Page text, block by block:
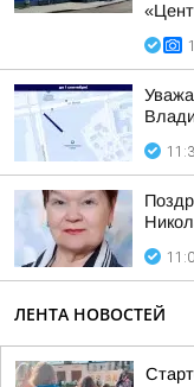
ЛЕНТА НОВОСТЕЙ